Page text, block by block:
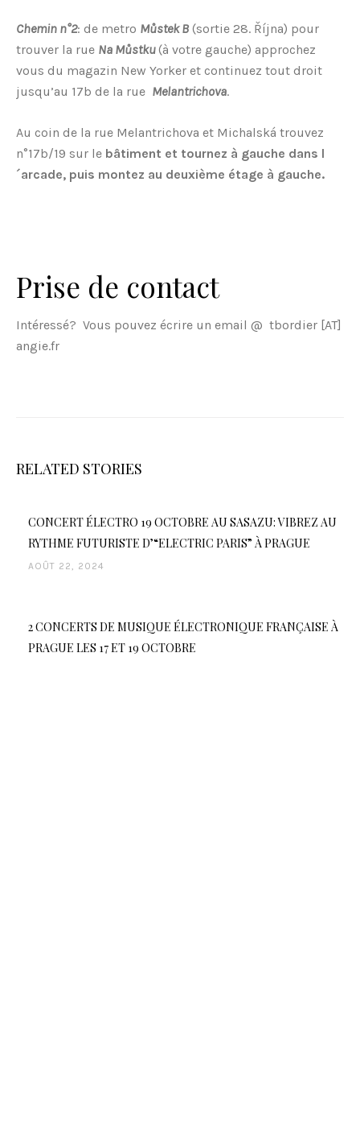
Chemin n°2: de metro Můstek B (sortie 28. Října) pour
trouver la rue Na Můstku (à votre gauche) approchez
vous du magazin New Yorker et continuez tout droit
jusqu’au 17b de la rue Melantrichova.
Au coin de la rue Melantrichova et Michalská trouvez
n°17b/19 sur le bâtiment et tournez à gauche dans l
´arcade, puis montez au deuxième étage à gauche.
Prise de contact
Intéressé? Vous pouvez écrire un email @ tbordier [AT]
angie.fr
RELATED STORIES
CONCERT ÉLECTRO 19 OCTOBRE AU SASAZU: VIBREZ AU
RYTHME FUTURISTE D’“ELECTRIC PARIS” À PRAGUE
AOÛT 22, 2024
2 CONCERTS DE MUSIQUE ÉLECTRONIQUE FRANÇAISE À
PRAGUE LES 17 ET 19 OCTOBRE